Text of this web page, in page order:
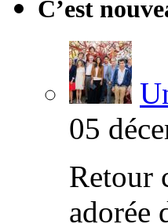
C’est
05
Retour
adorée